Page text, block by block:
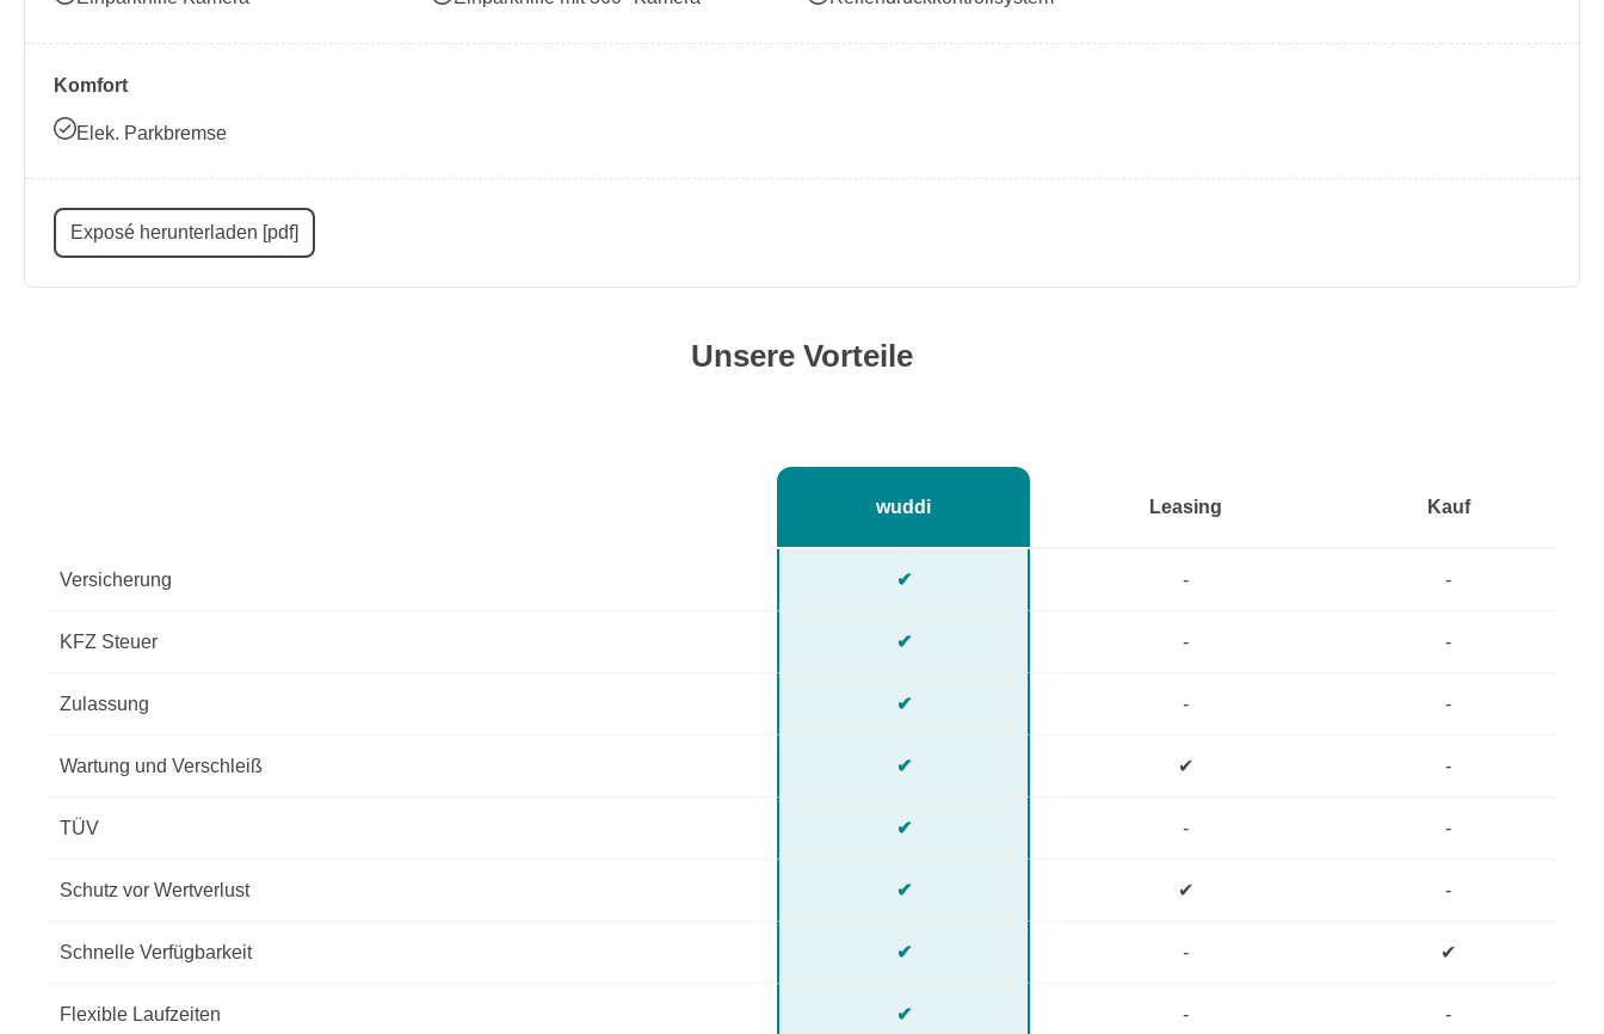
Komfort
Elek. Parkbremse
Exposé herunterladen [pdf]
Unsere Vorteile
wuddi Leasing Kauf
Versicherung ✔ - -
KFZ Steuer ✔ - -
Zulassung ✔ - -
Wartung und Verschleiß ✔ ✔ -
TÜV ✔ - -
Schutz vor Wertverlust ✔ ✔ -
Schnelle Verfügbarkeit ✔ - ✔
Flexible Laufzeiten ✔ - -